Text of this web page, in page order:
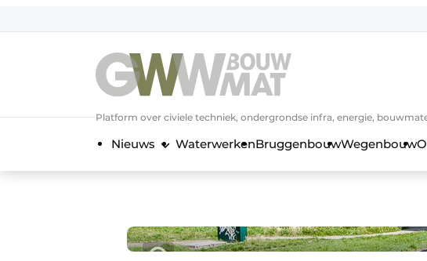
Platform over civiele techniek, ondergrondse infra, energie,
Nieuws WaterwerkenBruggenbouwWegenbouw